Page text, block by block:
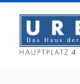
Skip
content